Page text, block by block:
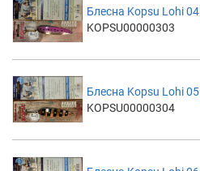
Блесна Kopsu Lohi 04
KOPSU00000303
Блесна Kopsu Lohi 05
KOPSU00000304